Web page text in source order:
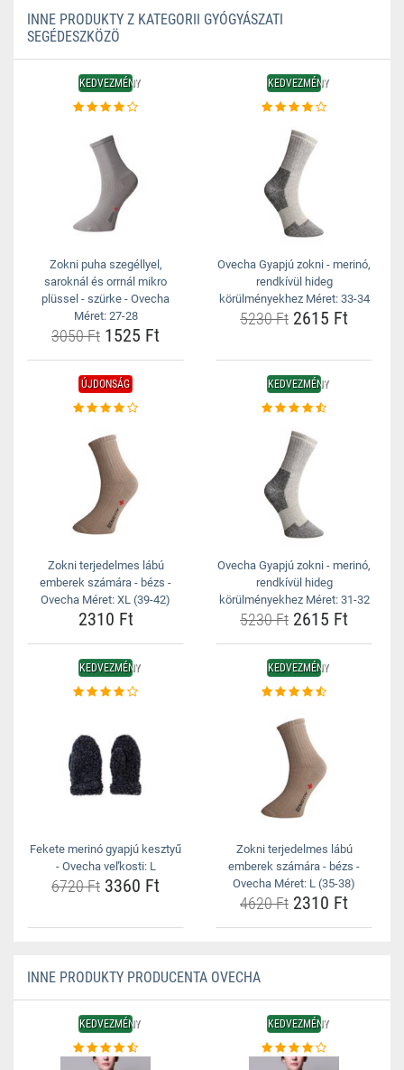
INNE PRODUKTY Z KATEGORII GYÓGYÁSZATI
SEGÉDESZKÖZÖ
KEDVEZMÉNY
Zokni puha szegéllyel,
saroknál és orrnál mikro
plüssel - szürke - Ovecha
Méret: 27-28
3050 Ft 1525 Ft
KEDVEZMÉNY
Ovecha Gyapjú zokni - merinó,
rendkívül hideg
körülményekhez Méret: 33-34
5230 Ft 2615 Ft
ÚJDONSÁG
Zokni terjedelmes lábú
emberek számára - bézs -
Ovecha Méret: XL (39-42)
2310 Ft
KEDVEZMÉNY
Ovecha Gyapjú zokni - merinó,
rendkívül hideg
körülményekhez Méret: 31-32
5230 Ft 2615 Ft
KEDVEZMÉNY
Fekete merinó gyapjú kesztyű
- Ovecha veľkosti: L
6720 Ft 3360 Ft
KEDVEZMÉNY
Zokni terjedelmes lábú
emberek számára - bézs -
Ovecha Méret: L (35-38)
4620 Ft 2310 Ft
INNE PRODUKTY PRODUCENTA OVECHA
KEDVEZMÉNY KEDVEZMÉNY